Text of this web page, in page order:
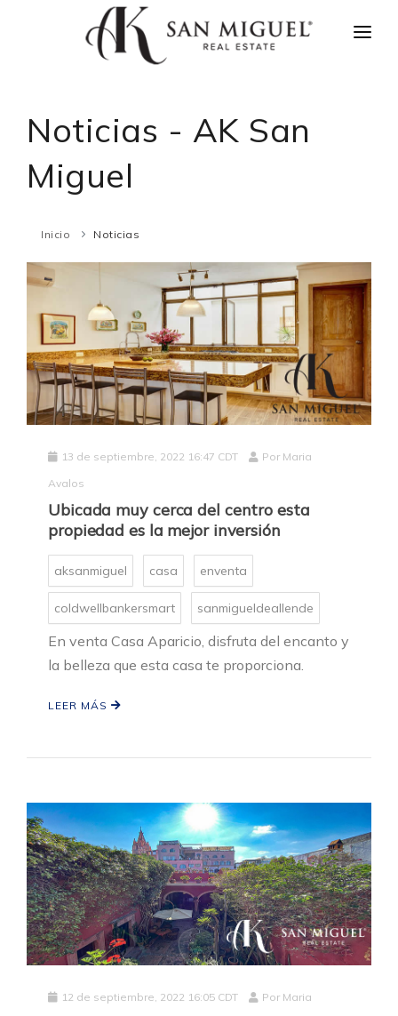
AGENTES
CONTACTO
Noticias - AK San
Miguel
Inicio Noticias
13 de septiembre, 2022 16:47 CDT Por Maria
Avalos
Ubicada muy cerca del centro esta
propiedad es la mejor inversión
aksanmiguel casa enventa
coldwellbankersmart sanmigueldeallende
En venta Casa Aparicio, disfruta del encanto y
la belleza que esta casa te proporciona.
LEER MÁS
12 de septiembre, 2022 16:05 CDT Por Maria